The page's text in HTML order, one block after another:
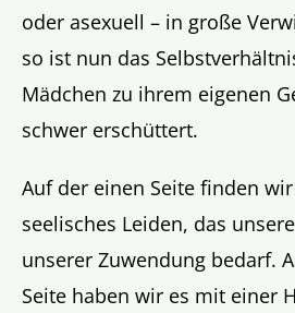
oder asexuell – in große
so ist nun das
Mädchen zu ihrem eigenen
schwer erschüttert.
Auf der einen Seite finden
seelisches Leiden, das
unserer Zuwendung bedarf.
Seite haben wir es mit einer